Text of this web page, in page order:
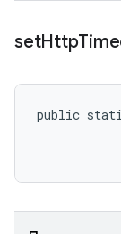
setHttp
public